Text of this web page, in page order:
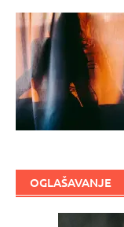
OGLAŠAVANJE